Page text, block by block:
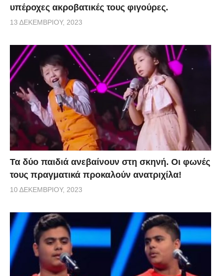
υπέροχες ακροβατικές τους φιγούρες.
13 ΔΕΚΕΜΒΡΊΟΥ, 2023
Τα δύο παιδιά ανεβαίνουν στη σκηνή. Οι φωνές
τους πραγματικά προκαλούν ανατριχίλα!
10 ΔΕΚΕΜΒΡΊΟΥ, 2023